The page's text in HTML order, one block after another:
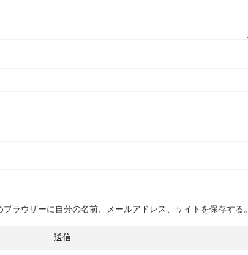
ラウザーに自分の名前、メールアドレス、サイトを保存する。